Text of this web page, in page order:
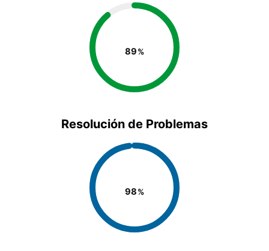
89
Resolución de Problemas
98